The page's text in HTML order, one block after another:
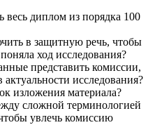
весь диплом из порядка 100
в защитную речь, чтобы
ход исследования?
представить комиссии,
исследования?
изложения материала?
сложной терминологией
увлечь комиссию